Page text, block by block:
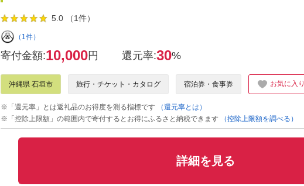
5.0 （1件）
（1件）
寄付金額:10,000円 還元率:30%
沖縄県 石垣市 旅行・チケット・カタログ 宿泊券・食事券 お気に入り
※「還元率」とは返礼品のお得度を測る指標です
（還元率とは）
※「控除上限額」の範囲内で寄付するとお得にふるさと納税できます
（控除上限額を調べる）
詳細を見る